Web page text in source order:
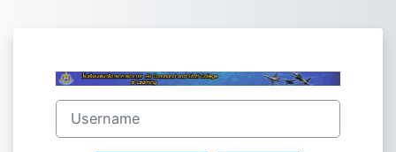
Log in to ระบบ
Username